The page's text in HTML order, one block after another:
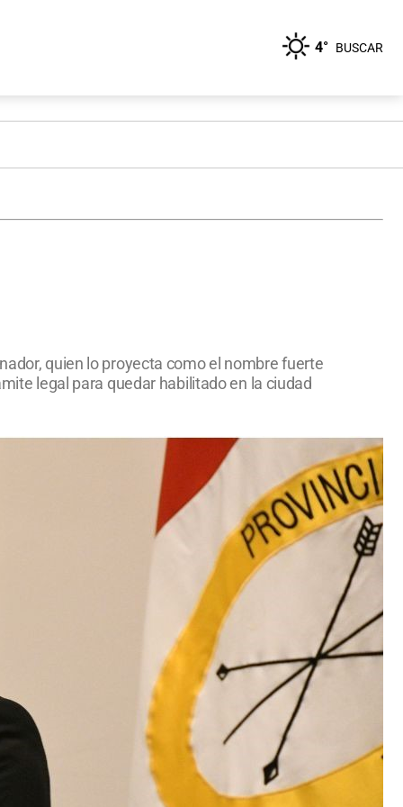
4° BUSCAR
quien lo proyecta como el nombre fuerte
legal para quedar habilitado en la ciudad